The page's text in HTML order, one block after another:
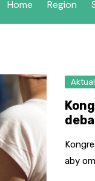
Home Region
aby